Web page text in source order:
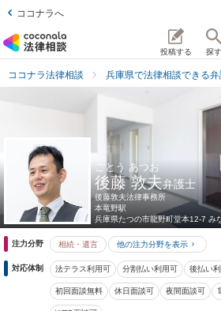
ココナラへ
投稿する 探す
ココナラ法律相談 兵庫県で法律相談できる
ごとう あつお
後藤 敦夫弁護士
後藤敦夫法律事務所
本竜野駅
兵庫県たつの市龍野町堂本12-7 み
注力分野 相続・遺言 他の注力分野を表示
対応体制 法テラス利用可 分割払い利用可 後払い
初回面談無料 休日面談可 夜間面談可